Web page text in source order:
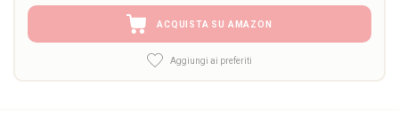
ACQUISTA SU AMAZON
Aggiungi ai preferiti